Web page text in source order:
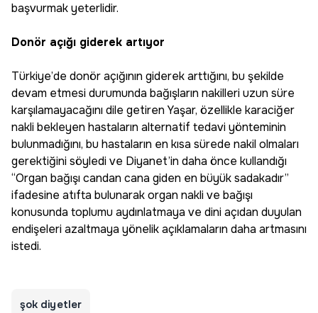
başvurmak yeterlidir.
Donör açığı giderek artıyor
Türkiye’de donör açığının giderek arttığını, bu şekilde
devam etmesi durumunda bağışların nakilleri uzun süre
karşılamayacağını dile getiren Yaşar, özellikle karaciğer
nakli bekleyen hastaların alternatif tedavi yönteminin
bulunmadığını, bu hastaların en kısa sürede nakil olmaları
gerektiğini söyledi ve Diyanet’in daha önce kullandığı
“Organ bağışı candan cana giden en büyük sadakadır”
ifadesine atıfta bulunarak organ nakli ve bağışı
konusunda toplumu aydınlatmaya ve dini açıdan duyulan
endişeleri azaltmaya yönelik açıklamaların daha artmasını
istedi.
şok diyetler